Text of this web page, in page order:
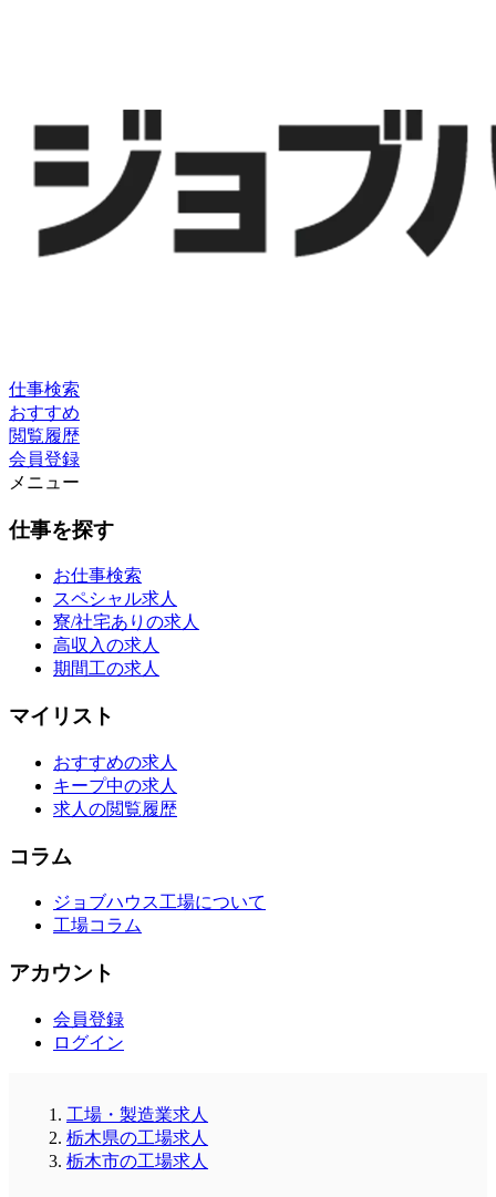
仕事検索
おすすめ
閲覧履歴
会員登録
メニュー
仕事を探す
お仕事検索
スペシャル求人
寮/社宅ありの求人
高収入の求人
期間工の求人
マイリスト
おすすめの求人
キープ中の求人
求人の閲覧履歴
コラム
ジョブハウス工場について
工場コラム
アカウント
会員登録
ログイン
工場・製造業求人
栃木県の工場求人
栃木市の工場求人